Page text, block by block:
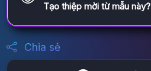
Tạo thiệp mời từ mẫu này?
Chia sẻ